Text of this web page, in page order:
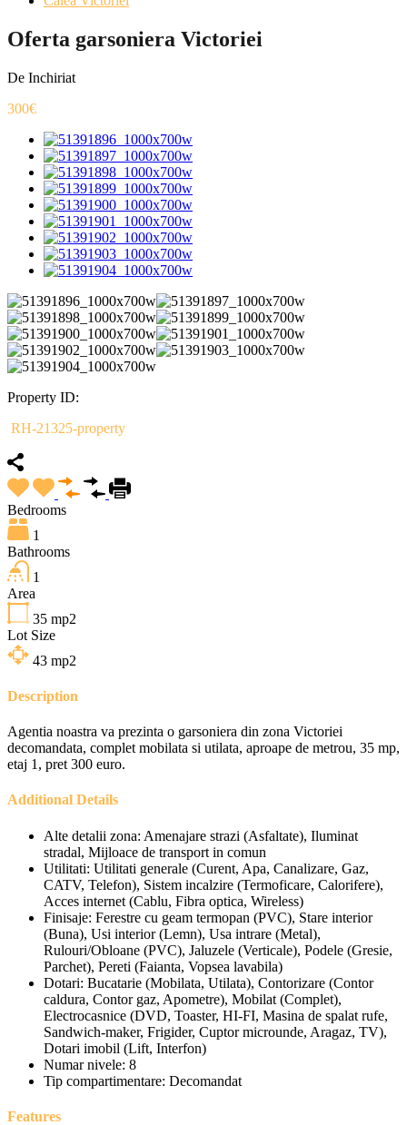
Oferta garsoniera Victoriei
De Inchiriat
300€
Property ID:
RH-21325-property
Bedrooms
1
Bathrooms
1
Area
35 mp2
Lot Size
43 mp2
Description
Agentia noastra va prezinta o garsoniera din zona Victoriei
decomandata, complet mobilata si utilata, aproape de metrou, 35 mp,
etaj 1, pret 300 euro.
Additional Details
Alte detalii zona: Amenajare strazi (Asfaltate), Iluminat
stradal, Mijloace de transport in comun
Utilitati: Utilitati generale (Curent, Apa, Canalizare, Gaz,
CATV, Telefon), Sistem incalzire (Termoficare, Calorifere),
Acces internet (Cablu, Fibra optica, Wireless)
Finisaje: Ferestre cu geam termopan (PVC), Stare interior
(Buna), Usi interior (Lemn), Usa intrare (Metal),
Rulouri/Obloane (PVC), Jaluzele (Verticale), Podele (Gresie,
Parchet), Pereti (Faianta, Vopsea lavabila)
Dotari: Bucatarie (Mobilata, Utilata), Contorizare (Contor
caldura, Contor gaz, Apometre), Mobilat (Complet),
Electrocasnice (DVD, Toaster, HI-FI, Masina de spalat rufe,
Sandwich-maker, Frigider, Cuptor microunde, Aragaz, TV),
Dotari imobil (Lift, Interfon)
Numar nivele: 8
Tip compartimentare: Decomandat
Features